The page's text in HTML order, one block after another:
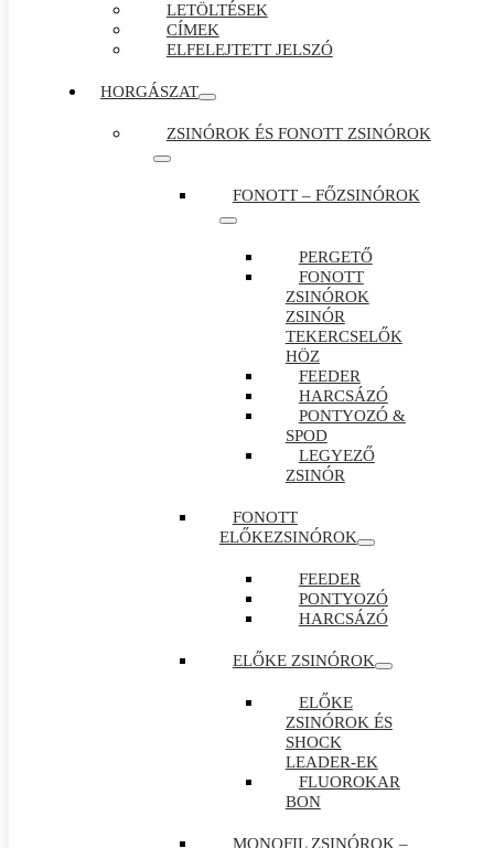
LETÖLTÉSEK
CÍMEK
ELFELEJTETT JELSZÓ
HORGÁSZAT
ZSINÓROK ÉS FONOTT ZSINÓROK
FONOTT – FŐZSINÓROK
PERGETŐ
FONOTT
ZSINÓROK
ZSINÓR
TEKERCSELŐK
HÖZ
FEEDER
HARCSÁZÓ
PONTYOZÓ &
SPOD
LEGYEZŐ
ZSINÓR
FONOTT
ELŐKEZSINÓROK
FEEDER
PONTYOZÓ
HARCSÁZÓ
ELŐKE ZSINÓROK
ELŐKE
ZSINÓROK ÉS
SHOCK
LEADER-EK
FLUOROKAR
BON
MONOFIL ZSINÓROK –